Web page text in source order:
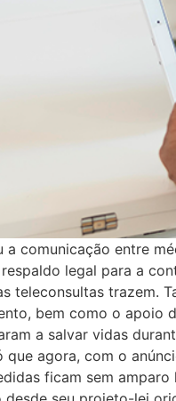
comunicação entre
legal para a
teleconsultas trazem.
bem como o apoio
a salvar vidas
que agora, com o
ficam sem